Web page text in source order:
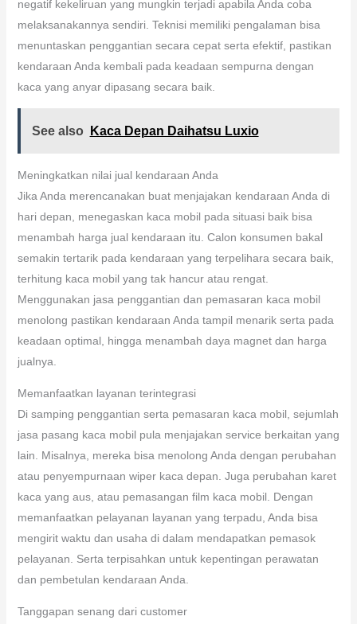
negatif kekeliruan yang mungkin terjadi apabila Anda coba
melaksanakannya sendiri. Teknisi memiliki pengalaman bisa
menuntaskan penggantian secara cepat serta efektif, pastikan
kendaraan Anda kembali pada keadaan sempurna dengan
kaca yang anyar dipasang secara baik.
See also Kaca Depan Daihatsu Luxio
Meningkatkan nilai jual kendaraan Anda
Jika Anda merencanakan buat menjajakan kendaraan Anda di
hari depan, menegaskan kaca mobil pada situasi baik bisa
menambah harga jual kendaraan itu. Calon konsumen bakal
semakin tertarik pada kendaraan yang terpelihara secara baik,
terhitung kaca mobil yang tak hancur atau rengat.
Menggunakan jasa penggantian dan pemasaran kaca mobil
menolong pastikan kendaraan Anda tampil menarik serta pada
keadaan optimal, hingga menambah daya magnet dan harga
jualnya.
Memanfaatkan layanan terintegrasi
Di samping penggantian serta pemasaran kaca mobil, sejumlah
jasa pasang kaca mobil pula menjajakan service berkaitan yang
lain. Misalnya, mereka bisa menolong Anda dengan perubahan
atau penyempurnaan wiper kaca depan. Juga perubahan karet
kaca yang aus, atau pemasangan film kaca mobil. Dengan
memanfaatkan pelayanan layanan yang terpadu, Anda bisa
mengirit waktu dan usaha di dalam mendapatkan pemasok
pelayanan. Serta terpisahkan untuk kepentingan perawatan
dan pembetulan kendaraan Anda.
Tanggapan senang dari customer